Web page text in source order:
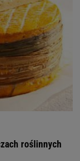
roślinnych